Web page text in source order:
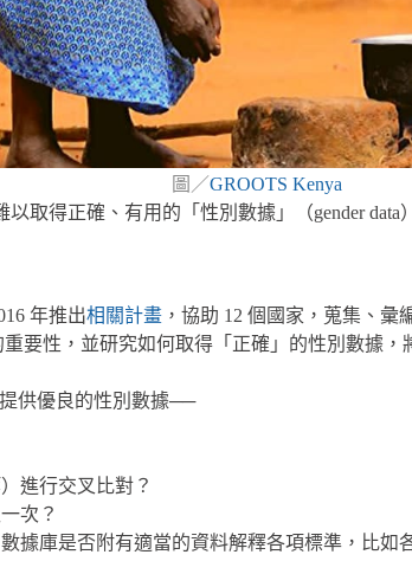
圖／GROOTS Kenya
取得正確、有用的「性別數據」（gender data
年推出相關計畫 ，協助 12 個國家，蒐集、
重要性，並研究如何取得「正確」的性別數據
供優良的性別數據──
進行交叉比對？
次？
據庫是否附有適當的資料解釋各項標準，比如